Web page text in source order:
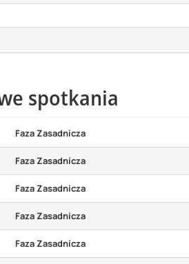
spotkania
Faza Zasadnicza
Faza Zasadnicza
Faza Zasadnicza
Faza Zasadnicza
Faza Zasadnicza